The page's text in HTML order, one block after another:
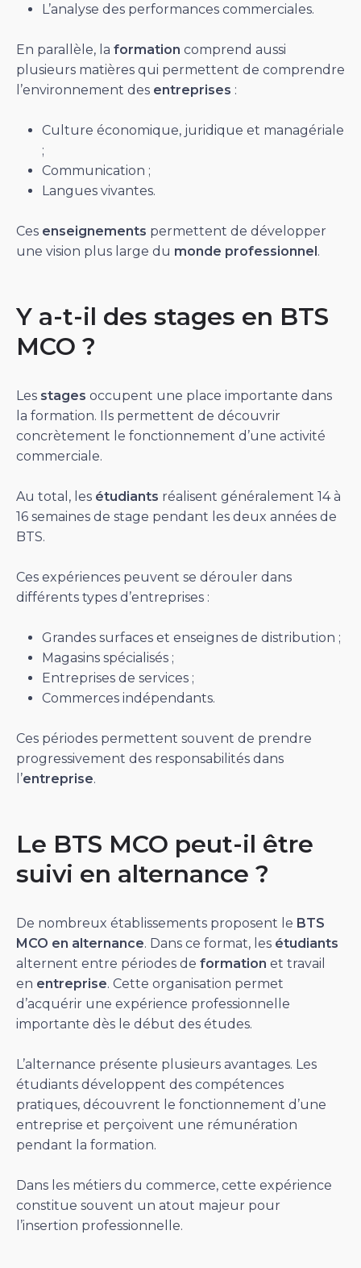
L’analyse des performances commerciales.
En parallèle, la formation comprend aussi
plusieurs matières qui permettent de comprendre
l’environnement des entreprises :
Culture économique, juridique et managériale
;
Communication ;
Langues vivantes.
Ces enseignements permettent de développer
une vision plus large du monde professionnel.
Y a-t-il des stages en BTS
MCO ?
Les stages occupent une place importante dans
la formation. Ils permettent de découvrir
concrètement le fonctionnement d’une activité
commerciale.
Au total, les étudiants réalisent généralement 14 à
16 semaines de stage pendant les deux années de
BTS.
Ces expériences peuvent se dérouler dans
différents types d’entreprises :
Grandes surfaces et enseignes de distribution ;
Magasins spécialisés ;
Entreprises de services ;
Commerces indépendants.
Ces périodes permettent souvent de prendre
progressivement des responsabilités dans
l’entreprise.
Le BTS MCO peut-il être
suivi en alternance ?
De nombreux établissements proposent le BTS
MCO en alternance. Dans ce format, les étudiants
alternent entre périodes de formation et travail
en entreprise. Cette organisation permet
d’acquérir une expérience professionnelle
importante dès le début des études.
L’alternance présente plusieurs avantages. Les
étudiants développent des compétences
pratiques, découvrent le fonctionnement d’une
entreprise et perçoivent une rémunération
pendant la formation.
Dans les métiers du commerce, cette expérience
constitue souvent un atout majeur pour
l’insertion professionnelle.